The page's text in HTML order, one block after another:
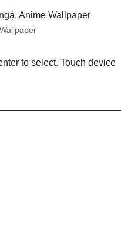
to select. Touch device